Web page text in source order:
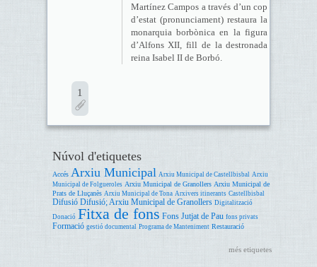
Martínez Campos a través d’un cop
d’estat (pronunciament) restaura la
monarquia borbònica en la figura
d’Alfons XII, fill de la destronada
reina Isabel II de Borbó.
1
Núvol d'etiquetes
Accés Arxiu Municipal Arxiu Municipal de Castellbisbal Arxiu
Municipal de Folgueroles Arxiu Municipal de Granollers Arxiu Municipal de
Prats de Lluçanès Arxiu Municipal de Tona Arxivers itinerants Castellbisbal
Difusió Difusió; Arxiu Municipal de Granollers Digitalització
Donació Fitxa de fons Fons Jutjat de Pau fons privats
Formació gestió documental Programa de Manteniment Restauració
més etiquetes